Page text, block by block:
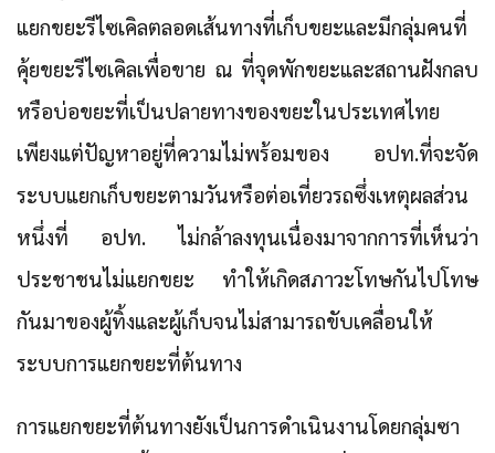
แยกขยะรีไซเคิลตลอดเส้นทางที่เก็บขยะและมีกลุ่มคนที่
คุ้ยขยะรีไซเคิลเพื่อขาย ณ ที่จุดพักขยะและสถานฝังกลบ
หรือบ่อขยะที่เป็นปลายทางของขยะในประเทศไทย
เพียงแต่ปัญหาอยู่ที่ความไม่พร้อมของ อปท.ที่จะจัด
ระบบแยกเก็บขยะตามวันหรือต่อเที่ยวรถซึ่งเหตุผลส่วน
หนึ่งที่ อปท. ไม่กล้าลงทุนเนื่องมาจากการที่เห็นว่า
ประชาชนไม่แยกขยะ ทำให้เกิดสภาวะโทษกันไปโทษ
กันมาของผู้ทิ้งและผู้เก็บจนไม่สามารถขับเคลื่อนให้
ระบบการแยกขยะที่ต้นทาง
การแยกขยะที่ต้นทางยังเป็นการดำเนินงานโดยกลุ่มซา